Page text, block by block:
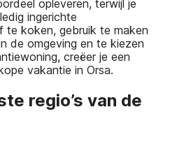
opleveren, terwijl je
ingerichte
te koken, gebruik te maken
de omgeving en te kiezen
creëer je een
vakantie in Orsa.
regio’s van de